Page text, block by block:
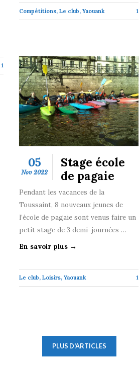
1
Compétitions, Le club, Yaouank 1
05
Nov 2022
Stage école
de pagaie
Pendant les vacances de la
Toussaint, 8 nouveaux jeunes de
l’école de pagaie sont venus faire un
petit stage de 3 demi-journées …
En savoir plus →
Le club, Loisirs, Yaouank 1
PLUS D'ARTICLES